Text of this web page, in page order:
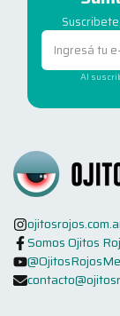
Al
Somos Ojitos